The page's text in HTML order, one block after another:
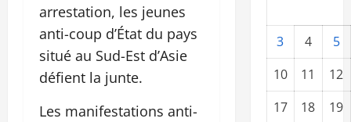
arrestation, les jeunes
anti-coup d’État du pays
situé au Sud-Est d’Asie
défient la junte.
Les manifestations anti-
3 4
5
10
11
12
17
18
19